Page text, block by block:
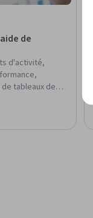
de
d'activité,
tableaux de
Manipulation
prévisions,